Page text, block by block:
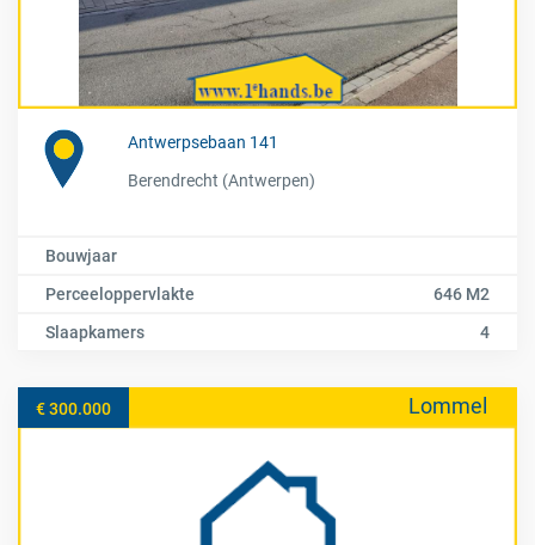
Antwerpsebaan 141
Berendrecht (Antwerpen)
Bouwjaar
Perceeloppervlakte
646 M2
Slaapkamers
4
€ 300.000 Lommel